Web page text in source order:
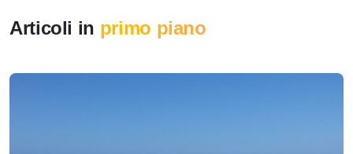
Articoli in primo piano